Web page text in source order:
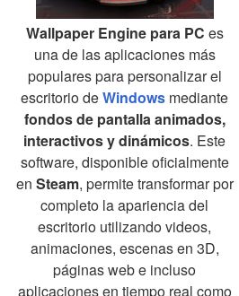
Wallpaper Engine para PC es
una de las aplicaciones más
populares para personalizar el
escritorio deWindows mediante
fondos de pantalla animados,
interactivos y dinámicos. Este
software, disponible oficialmente
en Steam, permite transformar por
completo la apariencia del
escritorio utilizando videos,
animaciones, escenas en 3D,
páginas web e incluso
aplicaciones en tiempo real como